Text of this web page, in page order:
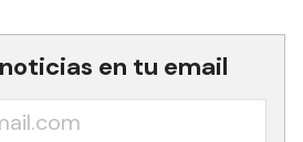
en tu email